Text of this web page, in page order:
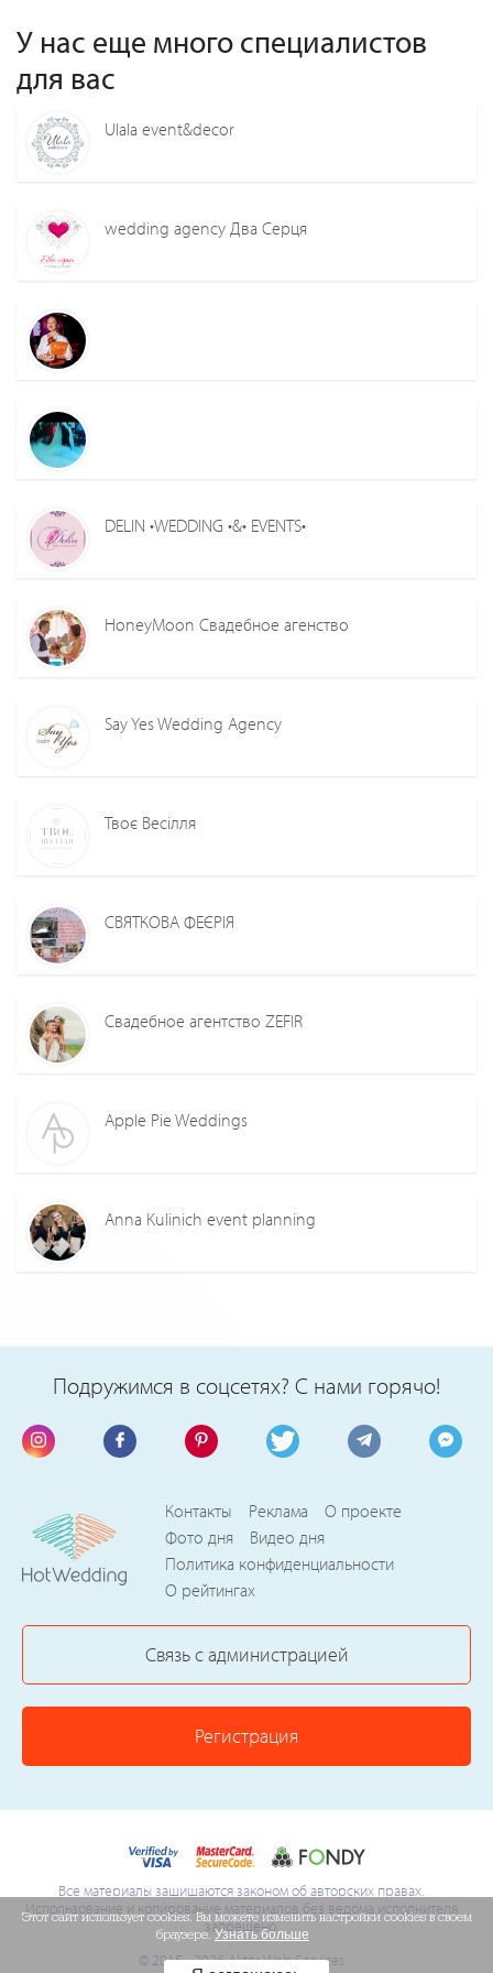
У нас еще много специалистов
для вас
Ulala event&decor
wedding agency Два Серця
DELIN •WEDDING •&• EVENTS•
HoneyMoon Свадебное агенство
Say Yes Wedding Agency
Твоє Весілля
СВЯТКОВА ФЕЄРІЯ
Свадебное агентство ZEFIR
Apple Pie Weddings
Anna Kulinich event planning
Подружимся в соцсетях? С нами горячо!
Контакты Реклама
О проекте
Фото дня
Видео дня
Политика конфиденциальности
О рейтингах
Связь с администрацией
Регистрация
Все материалы защищаются законом об авторских правах.
Использование и копирование материалов без ведома исполнителя
запрещено.
© 2015 - 2026 Akter Web Services
Этот сайт использует cookies. Вы можете изменить настройки cookies в своем
браузере.Узнать больше